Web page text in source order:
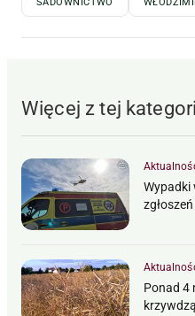
Więcej z tej
Wypadki
Ponad 4